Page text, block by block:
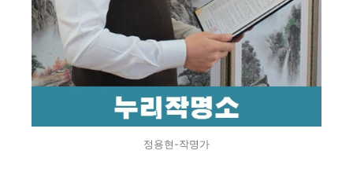
정용현-작명가